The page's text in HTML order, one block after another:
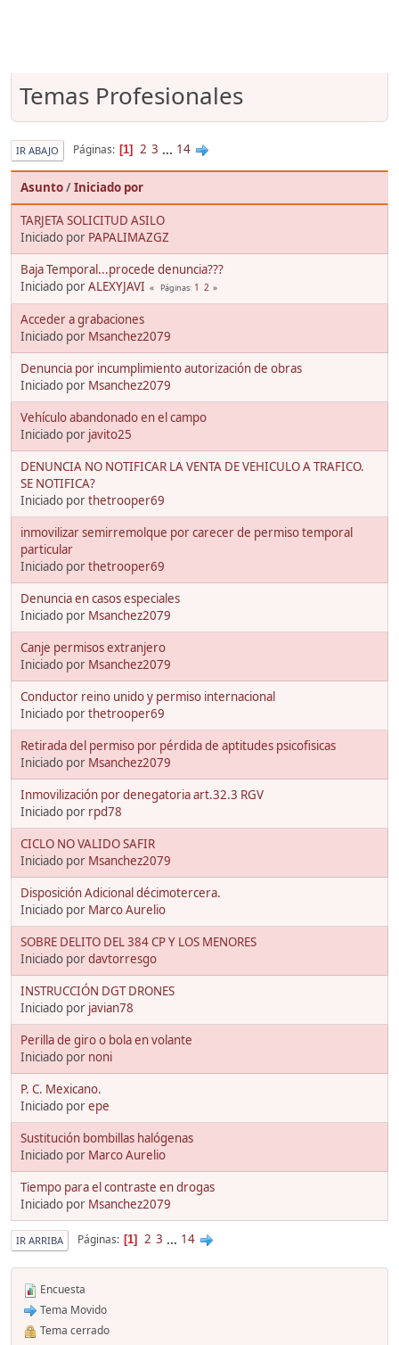
Temas Profesionales
IR ABAJO Páginas 1 2 3 ... 14
Asunto/Iniciado por
TARJETA SOLICITUD ASILO
Iniciado por PAPALIMAZGZ
Baja Temporal...procede denuncia???
Iniciado porALEXYJAVI Páginas 1 2
Acceder a grabaciones
Iniciado por Msanchez2079
Denuncia por incumplimiento autorización de obras
Iniciado por Msanchez2079
Vehículo abandonado en el campo
Iniciado por javito25
DENUNCIA NO NOTIFICAR LA VENTA DE VEHICULO A TRAFICO.
SE NOTIFICA?
Iniciado porthetrooper69
inmovilizar semirremolque por carecer de permiso temporal
particular
Iniciado porthetrooper69
Denuncia en casos especiales
Iniciado por Msanchez2079
Canje permisos extranjero
Iniciado por Msanchez2079
Conductor reino unido y permiso internacional
Iniciado porthetrooper69
Retirada del permiso por pérdida de aptitudes psicofisicas
Iniciado por Msanchez2079
Inmovilización por denegatoria art.32.3 RGV
Iniciado por rpd78
CICLO NO VALIDO SAFIR
Iniciado por Msanchez2079
Disposición Adicional décimotercera.
Iniciado por Marco Aurelio
SOBRE DELITO DEL 384 CP Y LOS MENORES
Iniciado pordavtorresgo
INSTRUCCIÓN DGT DRONES
Iniciado por javian78
Perilla de giro o bola en volante
Iniciado por noni
P. C. Mexicano.
Iniciado porepe
Sustitución bombillas halógenas
Iniciado por Marco Aurelio
Tiempo para el contraste en drogas
Iniciado por Msanchez2079
IR ARRIBA Páginas 1 2 3 ... 14
Encuesta
Tema Movido
Tema cerrado